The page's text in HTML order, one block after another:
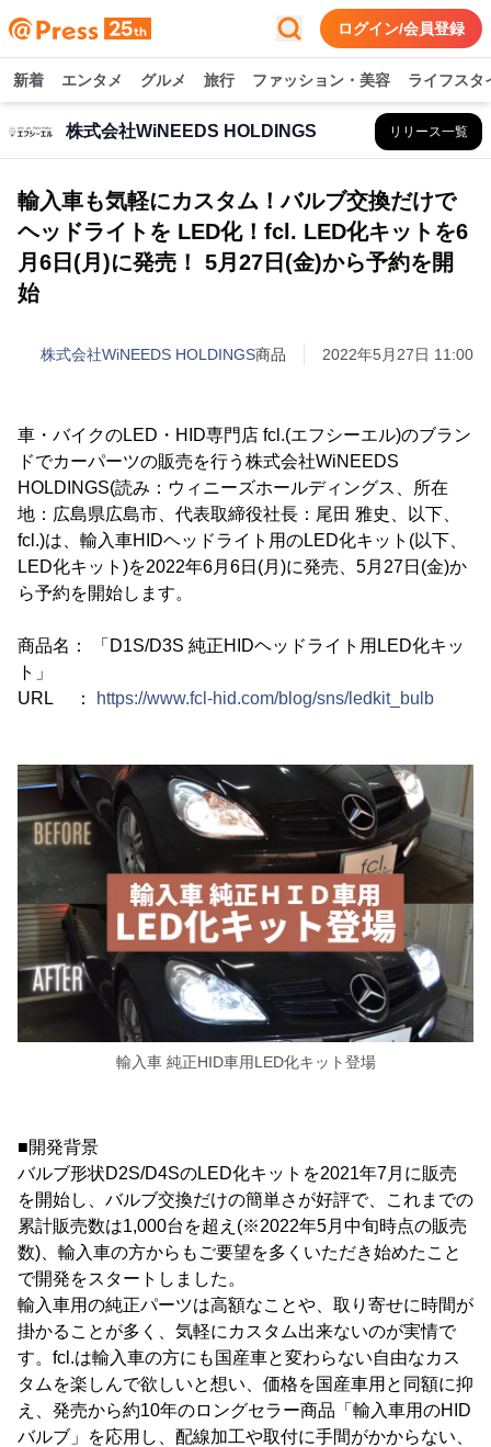
ログイン/会員登録
新着 エンタメ グルメ 旅行 ファッション・美容 ライフスタ
株式会社WiNEEDS HOLDINGS リリース一覧
輸入車も気軽にカスタム！バルブ交換だけで
ヘッドライトを LED化！fcl. LED化キットを6
月6日(月)に発売！ 5月27日(金)から予約を開
始
株式会社WiNEEDS HOLDINGS商品 2022年5月27日 11:00
車・バイクのLED・HID専門店 fcl.(エフシーエル)のブラン
ドでカーパーツの販売を行う株式会社WiNEEDS
HOLDINGS(読み：ウィニーズホールディングス、所在
地：広島県広島市、代表取締役社長：尾田 雅史、以下、
fcl.)は、輸入車HIDヘッドライト用のLED化キット(以下、
LED化キット)を2022年6月6日(月)に発売、5月27日(金)か
ら予約を開始します。
商品名： 「D1S/D3S 純正HIDヘッドライト用LED化キッ
ト」
URL ：
https://www.fcl-hid.com/blog/sns/ledkit_bulb
輸入車 純正HID車用LED化キット登場
■開発背景
バルブ形状D2S/D4SのLED化キットを2021年7月に販売
を開始し、バルブ交換だけの簡単さが好評で、これまでの
累計販売数は1,000台を超え(※2022年5月中旬時点の販売
数)、輸入車の方からもご要望を多くいただき始めたこと
で開発をスタートしました。
輸入車用の純正パーツは高額なことや、取り寄せに時間が
掛かることが多く、気軽にカスタム出来ないのが実情で
す。fcl.は輸入車の方にも国産車と変わらない自由なカス
タムを楽しんで欲しいと想い、価格を国産車用と同額に抑
え、発売から約10年のロングセラー商品「輸入車用のHID
バルブ」を応用し、配線加工や取付に手間がかからない、